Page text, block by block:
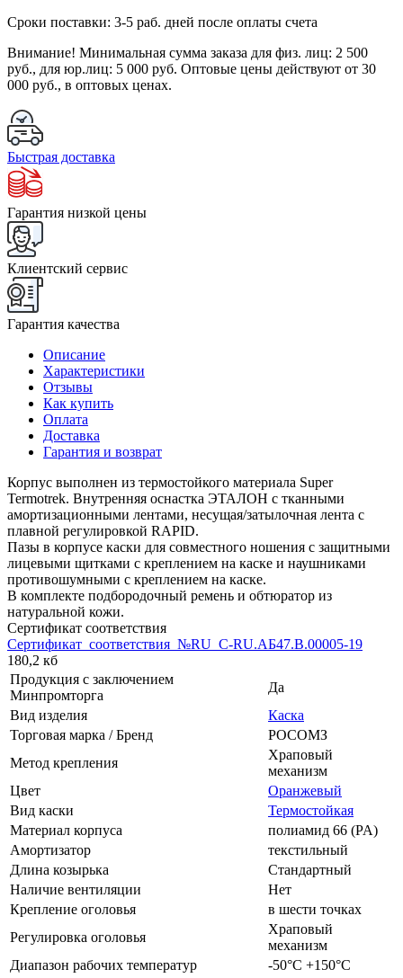
Сроки поставки: 3-5 раб. дней после оплаты счета
Внимание! Минимальная сумма заказа для физ. лиц: 2 500
руб., для юр.лиц: 5 000 руб. Оптовые цены действуют от 30
000 руб., в оптовых ценах.
Быстрая доставка
Гарантия низкой цены
Клиентский сервис
Гарантия качества
Описание
Характеристики
Отзывы
Как купить
Оплата
Доставка
Гарантия и возврат
Корпус выполнен из термостойкого материала Super
Termotrek. Внутренняя оснастка ЭТАЛОН с тканными
амортизационными лентами, несущая/затылочная лента с
плавной регулировкой RAPID.
Пазы в корпусе каски для совместного ношения с защитными
лицевыми щитками с креплением на каске и наушниками
противошумными с креплением на каске.
В комплекте подбородочный ремень и обтюратор из
натуральной кожи.
Сертификат соответствия
Сертификат_соответствия_№RU_C-RU.АБ47.В.00005-19
180,2 кб
Продукция с заключением
Минпромторга
Да
Вид изделия
Каска
Торговая марка / Бренд
РОСОМЗ
Метод крепления
Храповый
механизм
Цвет
Оранжевый
Вид каски
Термостойкая
Материал корпуса
полиамид 66 (PA)
Амортизатор
текстильный
Длина козырька
Стандартный
Наличие вентиляции
Нет
Крепление оголовья
в шести точках
Регулировка оголовья
Храповый
механизм
Диапазон рабочих температур
-50°С +150°С